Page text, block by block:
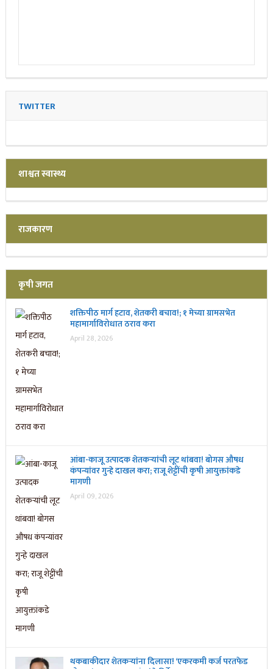
TWITTER
शाश्वत स्वास्थ्य
राजकारण
कृषी जगत
शक्तिपीठ मार्ग हटाव, शेतकरी बचाव!; १ मेच्या ग्रामसभेत
महामार्गाविरोधात ठराव करा
April 28, 2026
आंबा-काजू उत्पादक शेतकऱ्यांची लूट थांबवा! बोगस औषध
कंपन्यांवर गुन्हे दाखल करा; राजू शेट्टींची कृषी आयुक्तांकडे
मागणी
April 09, 2026
थकबाकीदार शेतकऱ्यांना दिलासा! ‘एकरकमी कर्ज परतफेड